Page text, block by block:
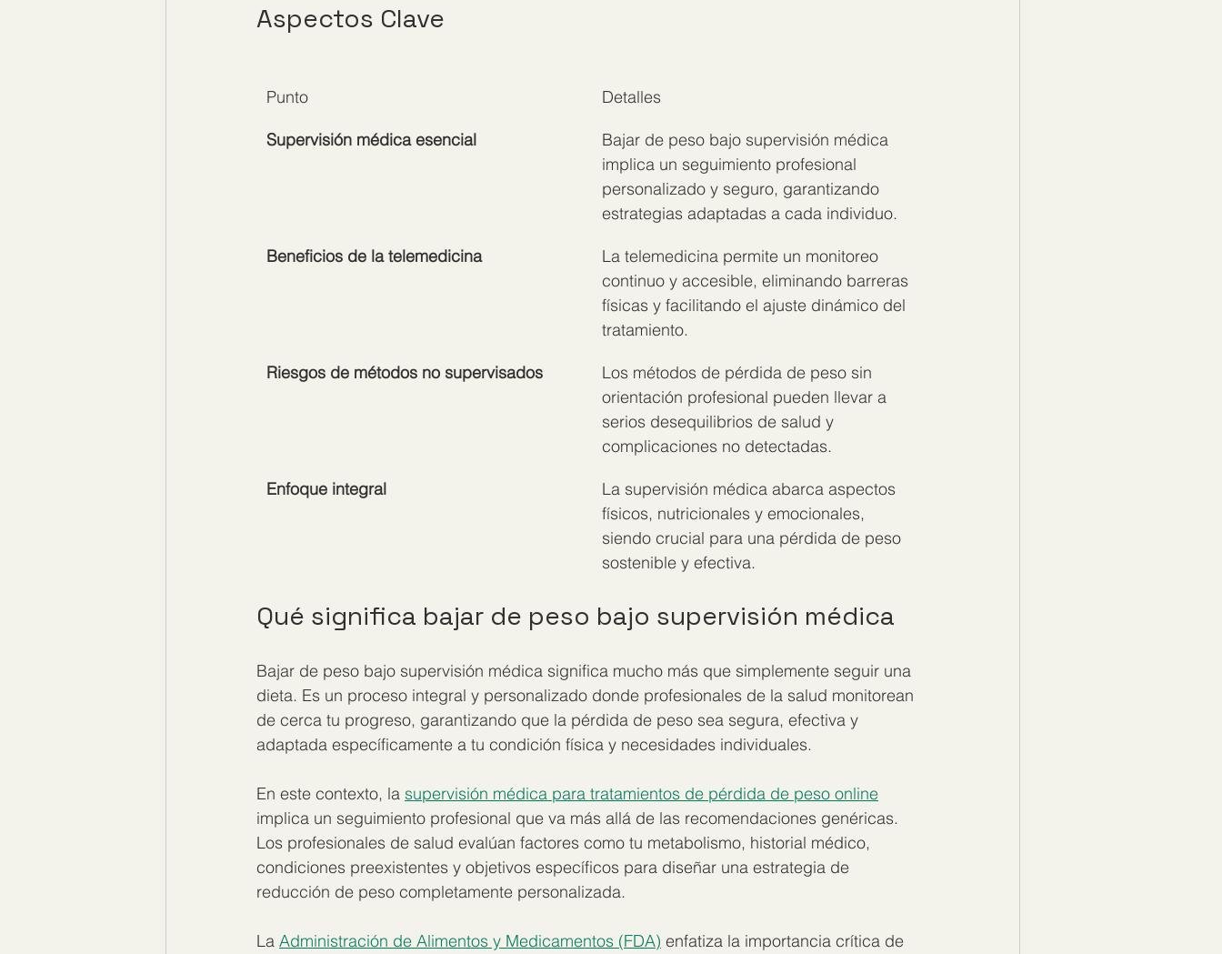
Aspectos Clave
Punto Detalles
Supervisión médica esencial
Bajar de peso bajo supervisión médica
implica un seguimiento profesional
personalizado y seguro, garantizando
estrategias adaptadas a cada individuo.
Beneficios de la telemedicina
La telemedicina permite un monitoreo
continuo y accesible, eliminando barreras
físicas y facilitando el ajuste dinámico del
tratamiento.
Riesgos de métodos no supervisados
Los métodos de pérdida de peso sin
orientación profesional pueden llevar a
serios desequilibrios de salud y
complicaciones no detectadas.
Enfoque integral
La supervisión médica abarca aspectos
físicos, nutricionales y emocionales,
siendo crucial para una pérdida de peso
sostenible y efectiva.
Qué significa bajar de peso bajo supervisión médica
Bajar de peso bajo supervisión médica significa mucho más que simplemente seguir una
dieta. Es un proceso integral y personalizado donde profesionales de la salud monitorean
de cerca tu progreso, garantizando que la pérdida de peso sea segura, efectiva y
adaptada específicamente a tu condición física y necesidades individuales.
En este contexto, la supervisión médica para tratamientos de pérdida de peso online
implica un seguimiento profesional que va más allá de las recomendaciones genéricas.
Los profesionales de salud evalúan factores como tu metabolismo, historial médico,
condiciones preexistentes y objetivos específicos para diseñar una estrategia de
reducción de peso completamente personalizada.
La Administración de Alimentos y Medicamentos (FDA) enfatiza la importancia crítica de